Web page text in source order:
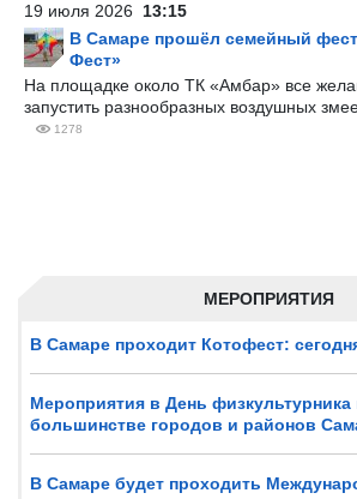
МЕРОПРИЯТИЯ
В Самаре проходит Котофест:
Мероприятия в День физкультурника
большинстве городов и районов
В Самаре будет проходить
19 июля 2026 13:15
В Самаре прошёл семейный
Фест»
На площадке около ТК «Амбар» все
запустить разнообразных воздушных
1278